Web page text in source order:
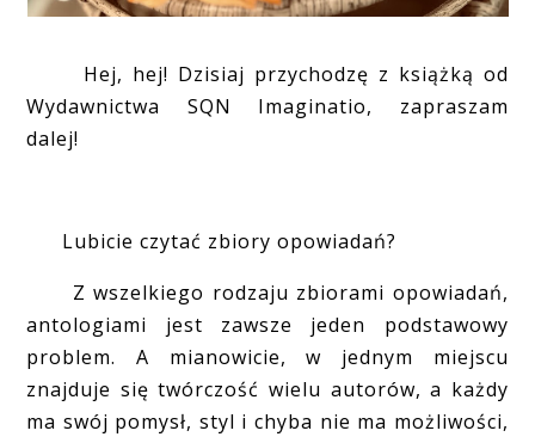
Hej, hej! Dzisiaj przychodzę z książką od
Wydawnictwa SQN Imaginatio, zapraszam
dalej!
Lubicie czytać zbiory opowiadań?
Z wszelkiego rodzaju zbiorami opowiadań,
antologiami jest zawsze jeden podstawowy
problem. A mianowicie, w jednym miejscu
znajduje się twórczość wielu autorów, a każdy
ma swój pomysł, styl i chyba nie ma możliwości,